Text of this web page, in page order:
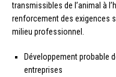
transmissibles de l’animal à
renforcement des exigences
milieu professionnel.
Développement probable
entreprises